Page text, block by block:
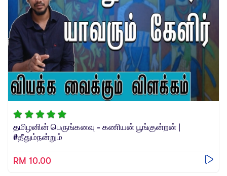
தமிழனின் பெருங்கனவு - கணியன் பூங்குன்றன் |
#தீதும்நன்றும்
RM 10.00